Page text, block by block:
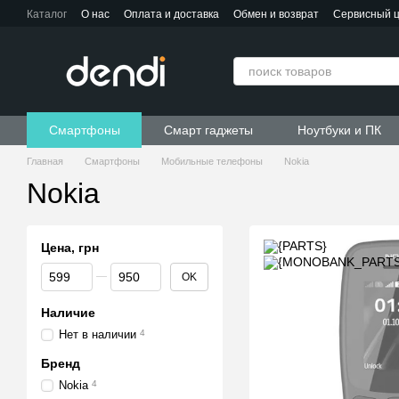
Перейти к основному контенту
Каталог О нас Оплата и доставка Обмен и возврат
Сервисный
Смартфоны Смарт гаджеты Ноутбуки и ПК
Главная Смартфоны Мобильные телефоны Nokia
Nokia
Цена, грн
От Цена, грн
До Цена, грн OK
Наличие
Нет в наличии 4
Бренд
Nokia 4